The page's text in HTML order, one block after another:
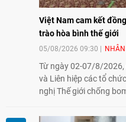
Việt Nam cam kết
trào hòa bình thế giới
05/08/2026 09:30
Từ ngày 02-07/8/2026,
và Liên hiệp các tổ
nghị Thế giới chống
đồng hành cùng với